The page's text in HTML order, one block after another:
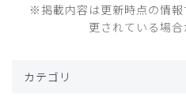
※掲載内容は更新時点の情
更されている場合
カテゴリ